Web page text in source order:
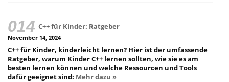
C++ für Kinder: Ratgeber
November 14, 2024
C++ für Kinder, kinderleicht lernen? Hier ist der umfassende
Ratgeber, warum Kinder C++ lernen sollten, wie sie es am
besten lernen können und welche Ressourcen und Tools
dafür geeignet sind: Mehr dazu »